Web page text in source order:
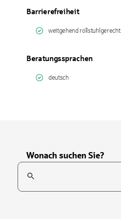
Barrierefreiheit
weitgehend rollstuhlgerecht
Beratungssprachen
deutsch
Wonach suchen Sie?
Suchfeld